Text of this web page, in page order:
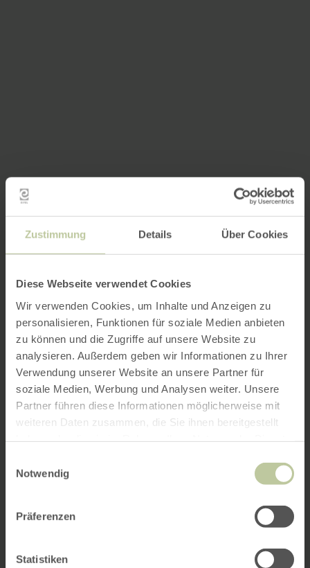
Zustimmung Details Über Cookies
Diese Webseite verwendet Cookies
Wir verwenden Cookies, um Inhalte und Anzeigen zu
personalisieren, Funktionen für soziale Medien anbieten
zu können und die Zugriffe auf unsere Website zu
analysieren. Außerdem geben wir Informationen zu Ihrer
Verwendung unserer Website an unsere Partner für
soziale Medien, Werbung und Analysen weiter. Unsere
Partner führen diese Informationen möglicherweise mit
weiteren Daten zusammen, die Sie ihnen bereitgestellt
Notwendig
Präferenzen
Statistiken